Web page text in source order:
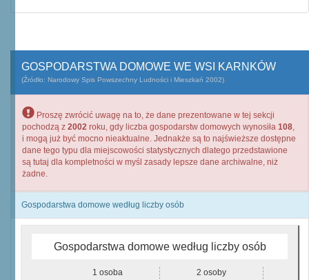
GOSPODARSTWA DOMOWE WE WSI KARNKÓW
(Źródło: Narodowy Spis Powszechny Ludności i Mieszkań 2002)
Proszę zwrócić uwagę na to, że dane prezentowane w tej sekcji
pochodzą z 2002 roku, gdy liczba gospodarstw domowych wynosiła 108,
i mogą już być mocno nieaktualne. Jednakże są to najświeższe dostępne
dane tego typu dla miejscowości statystycznych dlatego przedstawione
są tutaj dla kompletności w myśl zasady lepsze dane archiwalne, niż
żadne.
Gospodarstwa domowe według liczby osób
Gospodarstwa domowe według liczby osób
1 osoba 2 osoby